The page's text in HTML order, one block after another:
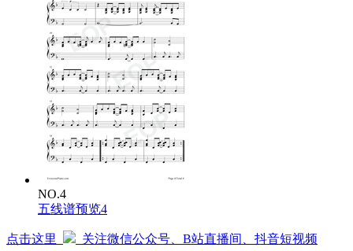
NO.4
五线谱预览4
点击这里 关注微信公众号、B站直播间、抖音短视频